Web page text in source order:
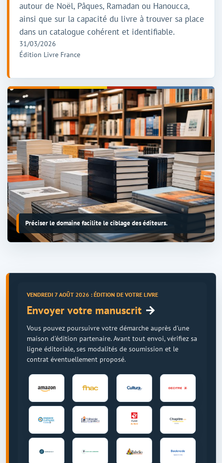
autour de Noël, Pâques, Ramadan ou Hanoucca,
ainsi que sur la capacité du livre à trouver sa place
dans un catalogue cohérent et identifiable.
31/03/2026
Édition Livre France
Préciser le domaine facilite le ciblage des éditeurs.
VENDREDI 7 AOÛT 2026 : ÉDITION DE VOTRE LIVRE
Envoyer votre manuscrit →
Vous pouvez poursuivre votre démarche auprès d'une
maison d'édition partenaire. Avant tout envoi, vérifiez sa
ligne éditoriale, ses modalités de soumission et le
contrat éventuellement proposé.